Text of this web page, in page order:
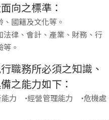
向之標準：
國籍及文化等。
律、會計、產業、財務、行
。
職務所必須之知識、
之能力如下：
能力 •經營管理能力 •危機處